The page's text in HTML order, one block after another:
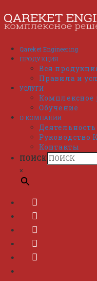
содержимому
Qareket Engineering
ПРОДУКЦИЯ
Вся
Правила и
УСЛУГИ
Комплексное
Обучение
О КОМПАНИИ
Руководство
Контакты
ПОИСК
×